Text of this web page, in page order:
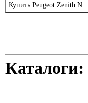
Купить Peugeot Zenith N
Каталоги: